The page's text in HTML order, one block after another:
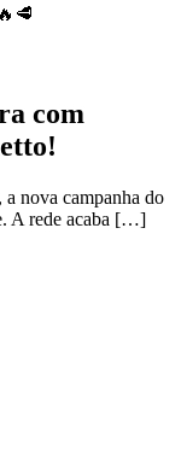
com
nova campanha do
A rede acaba […]